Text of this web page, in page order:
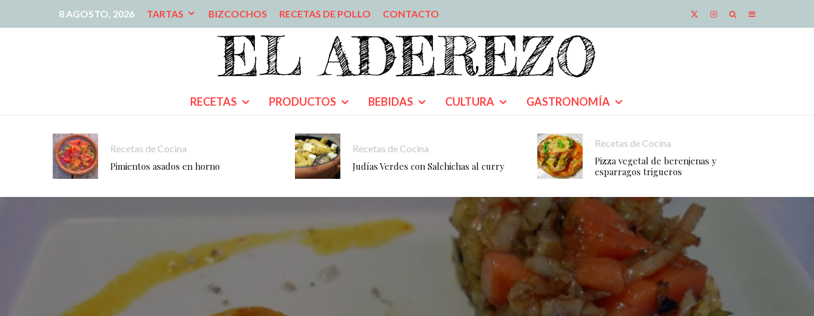
8 AGOSTO, 2026 TARTAS BIZCOCHOS RECETAS DE POLLO CONTACTO
RECETAS PRODUCTOS BEBIDAS CULTURA GASTRONOMÍA
Recetas de Cocina
Pimientos asados en horno
Recetas de Cocina
Judías Verdes con Salchichas al curry
Recetas de Cocina
Pizza vegetal de berenjenas y
esparragos trigueros